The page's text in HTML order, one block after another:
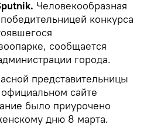
Человекообразная
конкурса
сообщается
города.
представительницы
сайте
было приурочено
дню 8 марта.